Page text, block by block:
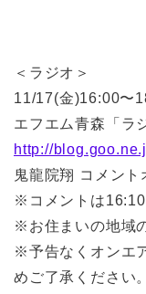
＜ラジオ＞
11/17(金)16:00〜
エフエム青森「ラ
http://
鬼龍院翔 コメント
※コメントは16:10
※お住まいの地域
※予告なくオンエ
めご了承ください。